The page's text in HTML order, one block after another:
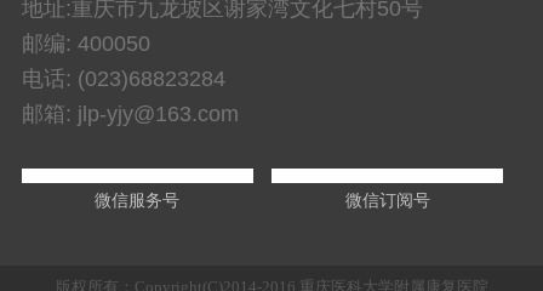
地址:重庆市九龙坡区谢家湾文化七村50号
邮编: 400050
电话: (023)68823284
邮箱: jlp-yjy@163.com
微信服务号 微信订阅号
版权所有：Copyright(C)2014-2016 重庆医科大学附属康复医院